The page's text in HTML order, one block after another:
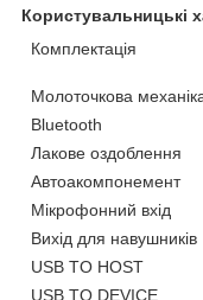
Користувальницькі
Комплектація
Молоточкова
Bluetooth
Лакове оздоблення
Автоакомпонемент
Мікрофонний вхід
Вихід для навушників
USB TO HOST
USB TO DEVICE